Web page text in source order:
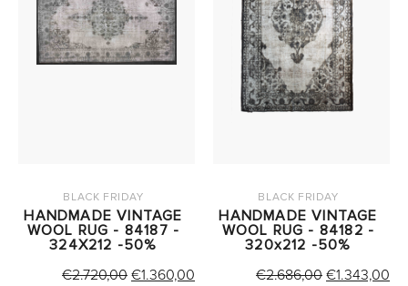
BLACK FRIDAY
HANDMADE VINTAGE
WOOL RUG - 84187 -
324X212 -50%
€2.720,00 ORIGINAL
€1.360,00
BLACK FRIDAY
HANDMADE VINTAGE
WOOL RUG - 84182 -
320x212 -50%
€2.686,00 ORIGINAL
€1.343,00